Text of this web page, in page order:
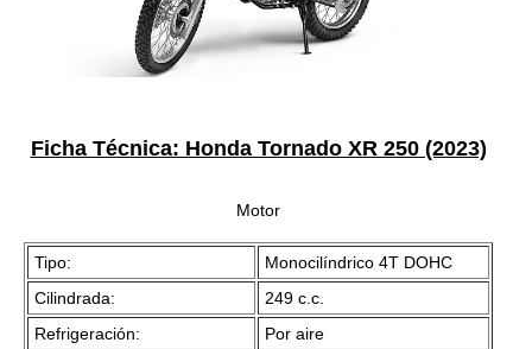
Ficha Técnica: Honda Tornado XR 250 (2023)
Motor
Tipo:
Monocilíndrico 4T DOHC
Cilindrada:
249 c.c.
Refrigeración:
Por aire